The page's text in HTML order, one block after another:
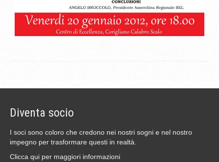
Diventa socio
I soci sono coloro che credono nei nostri sogni e nel nostro
impegno per trasformare questi in realtà.
Clicca qui per maggiori informazioni